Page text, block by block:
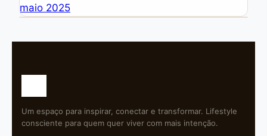
maio 2025
Um espaço para inspirar, conectar e transformar. Lifestyle
consciente para quem quer viver com mais intenção.